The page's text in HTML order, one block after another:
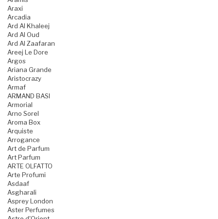
Araxi
Arcadia
Ard Al Khaleej
Ard Al Oud
Ard Al Zaafaran
Areej Le Dore
Argos
Ariana Grande
Aristocrazy
Armaf
ARMAND BASI
Armorial
Arno Sorel
Aroma Box
Arquiste
Arrogance
Art de Parfum
Art Parfum
ARTE OLFATTO
Arte Profumi
Asdaaf
Asgharali
Asprey London
Aster Perfumes